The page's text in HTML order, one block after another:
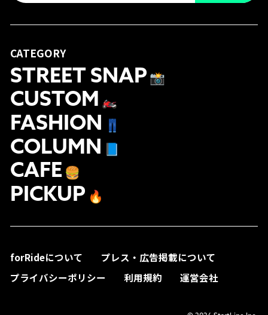
CATEGORY
STREET SNAP 📸
CUSTOM 🏍
FASHION 👖
COLUMN
CAFE 🍔
PICKUP 🔥
forRideについて
プレス・広告掲載について
プライバシーポリシー
利用規約 運営会社